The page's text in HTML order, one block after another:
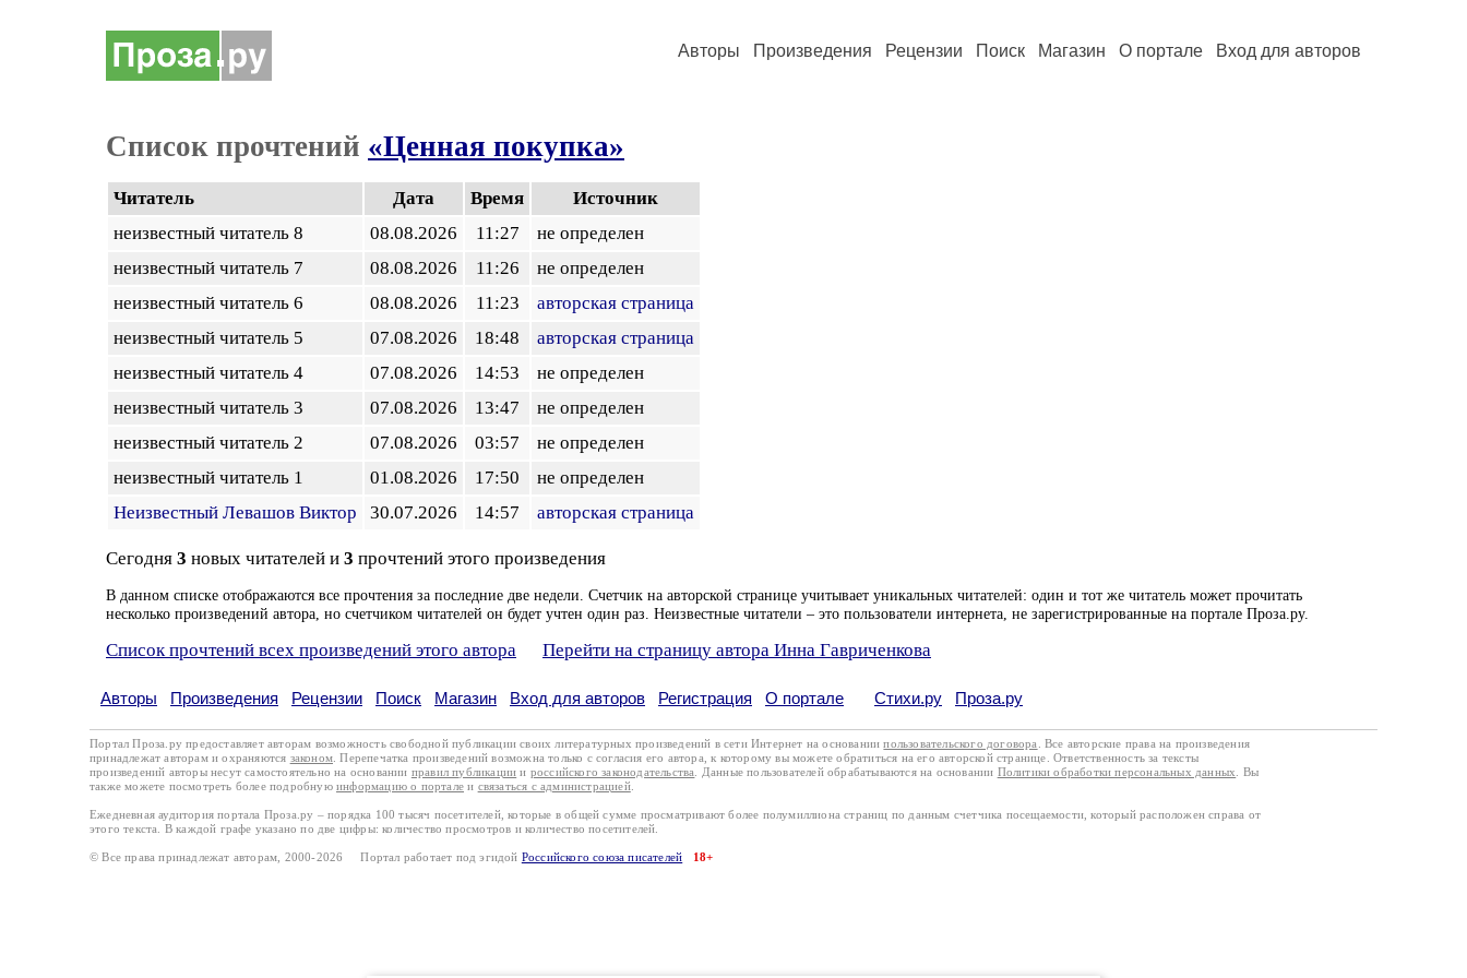
Авторы Произведения Рецензии Поиск Магазин О портале Вход для авторов
Список прочтений «Ценная покупка»
Читатель Дата Время
Источник
неизвестный читатель 8
08.08.2026 11:27
не определен
неизвестный читатель 7
08.08.2026 11:26
не определен
неизвестный читатель 6
08.08.2026 11:23
авторская страница
неизвестный читатель 5
07.08.2026 18:48
авторская страница
неизвестный читатель 4
07.08.2026 14:53
не определен
неизвестный читатель 3
07.08.2026 13:47
не определен
неизвестный читатель 2
07.08.2026 03:57
не определен
неизвестный читатель 1
01.08.2026 17:50
не определен
Неизвестный Левашов Виктор
30.07.2026 14:57 авторская страница
Сегодня 3 новых читателей и 3 прочтений этого произведения
В данном списке отображаются все прочтения за последние две недели. Счетчик на авторской странице учитывает уникальных читателей: один и тот же читатель может прочитать
несколько произведений автора, но счетчиком читателей он будет учтен один раз. Неизвестные читатели – это пользователи интернета, не зарегистрированные на портале Проза.ру.
Список прочтений всех произведений этого автора Перейти на страницу автора Инна Гавриченкова
Авторы Произведения Рецензии Поиск Магазин Вход для авторов Регистрация О портале Стихи.ру Проза.ру
Портал Проза.ру предоставляет авторам возможность свободной публикации своих литературных произведений в сети Интернет на основаниипользовательского договора
. Все авторские права на произведения
принадлежат авторам и охраняются законом . Перепечатка произведений возможна только с согласия его автора, к которому вы можете обратиться на его авторской странице. Ответственность за тексты
произведений авторы несут самостоятельно на основании правил публикации и российского законодательства . Данные пользователей обрабатываются на основании Политики обработки персональных данных
. Вы
также можете посмотреть более подробную информацию о портале и связаться с администрацией.
Ежедневная аудитория портала Проза.ру – порядка 100 тысяч посетителей, которые в общей сумме просматривают более полумиллиона страниц по данным счетчика посещаемости, который расположен справа от
этого текста. В каждой графе указано по две цифры: количество просмотров и количество посетителей.
© Все права принадлежат авторам, 2000-2026 Портал работает под эгидой Российского союза писателей 18+